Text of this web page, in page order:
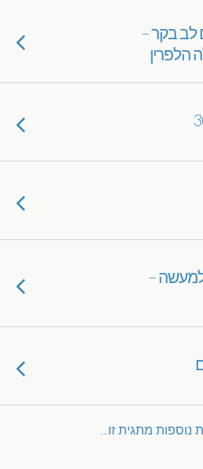
לב בקר –
הלפרין
–
נוספות מתגית זו…